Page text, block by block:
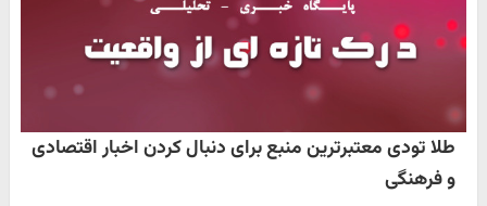
طلا تودی معتبرترین منبع برای دنبال کردن اخبار اقتصادی
و فرهنگی